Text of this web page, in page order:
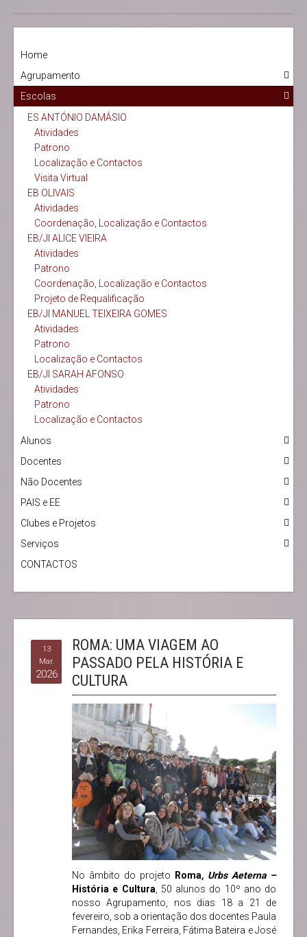
Home
Agrupamento
Escolas
ES ANTÓNIO DAMÁSIO
Atividades
Patrono
Localização e Contactos
Visita Virtual
EB OLIVAIS
Atividades
Coordenação, Localização e Contactos
EB/JI ALICE VIEIRA
Atividades
Patrono
Coordenação, Localização e Contactos
Projeto de Requalificação
EB/JI MANUEL TEIXEIRA GOMES
Atividades
Patrono
Localização e Contactos
EB/JI SARAH AFONSO
Atividades
Patrono
Localização e Contactos
Alunos
Docentes
Não Docentes
PAIS e EE
Clubes e Projetos
Serviços
CONTACTOS
13
Mar.
2026
ROMA: UMA VIAGEM AO
PASSADO PELA HISTÓRIA E
CULTURA
No âmbito do projeto Roma, Urbs Aeterna –
História e Cultura , 50 alunos do 10º ano do
nosso Agrupamento, nos dias 18 a 21 de
fevereiro, sob a orientação dos docentes Paula
Fernandes, Erika Ferreira, Fátima Bateira e José